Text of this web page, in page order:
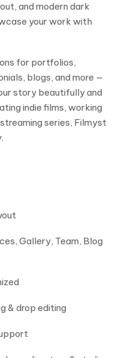
and modern dark
your work with
for portfolios,
blogs, and more —
story beautifully and
indie films, working
series, Filmyst
Gallery, Team, Blog
& drop editing